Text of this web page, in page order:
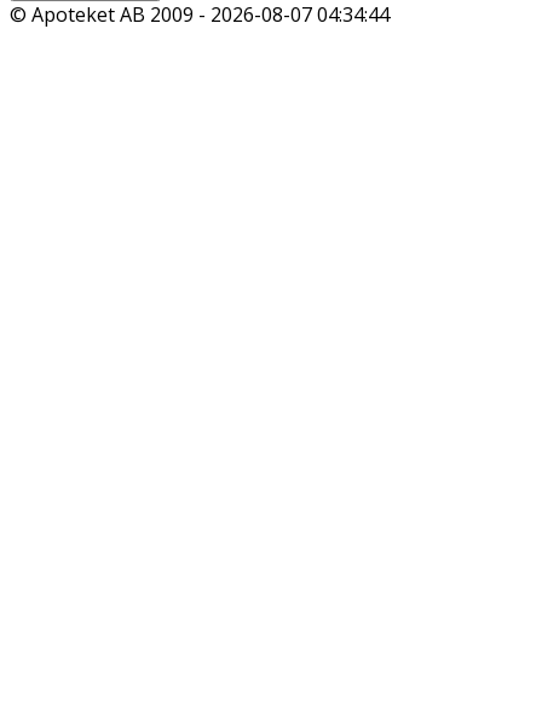
© Apoteket AB 2009 - 2026-08-07 04:34:44